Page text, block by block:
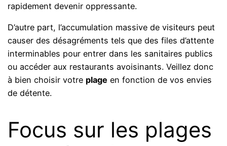
rapidement devenir oppressante.
D’autre part, l’accumulation massive de visiteurs peut
causer des désagréments tels que des files d’attente
interminables pour entrer dans les sanitaires publics
ou accéder aux restaurants avoisinants. Veillez donc
à bien choisir votre plage en fonction de vos envies
de détente.
Focus sur les plages